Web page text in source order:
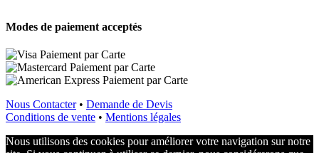
Modes de paiement acceptés
Nous Contacter• Demande de Devis
Conditions de vente • Mentions légales
Nous utilisons des cookies pour améliorer votre navigation sur notre